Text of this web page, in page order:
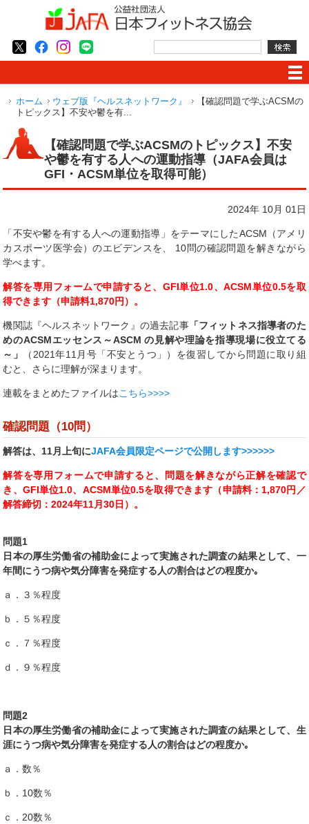
ホーム ウェブ版『ヘルスネットワーク』
【確認問題で学ぶACSMの
トピックス】不安や鬱を有...
【確認問題で学ぶACSMのトピックス】不安
や鬱を有する人への運動指導（JAFA会員は
GFI・ACSM単位を取得可能）
2024年 10月 01日
「不安や鬱を有する人への運動指導」をテーマにしたACSM（アメリ
カスポーツ医学会）のエビデンスを、 10問の確認問題を解きながら
学べます。
解答を専用フォームで申請すると、GFI単位1.0、ACSM単位0.5を取
得できます（申請料1,870円）。
機関誌『ヘルスネットワーク』の過去記事「フィットネス指導者のた
めのACSMエッセンス～ASCM の見解や理論を指導現場に役立てる
～」
（2021年11月号「不安とうつ」）を復習してから問題に取り組
むと、さらに理解が深まります。
連載をまとめたファイルはこちら>>>>
確認問題（10問）
解答は、11月上旬にJAFA会員限定ページで公開します>>>>>>
解答を専用フォームで申請すると、問題を解きながら正解を確認で
き、GFI単位1.0、ACSM単位0.5を取得できます（申請料：1,870円／
解答締切：2024年11月30日 ）。
問題1
日本の厚生労働省の補助金によって実施された調査の結果として、一
年間にうつ病や気分障害を発症する人の割合はどの程度か｡
ａ．３％程度
ｂ．５％程度
ｃ．７％程度
ｄ．９％程度
問題2
日本の厚生労働省の補助金によって実施された調査の結果として、生
涯にうつ病や気分障害を発症する人の割合はどの程度か｡
ａ．数％
ｂ．10数％
ｃ．20数％